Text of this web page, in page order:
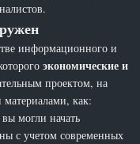
информационного и
экономические и
проектом, на
как:
могли начать
с учетом современных